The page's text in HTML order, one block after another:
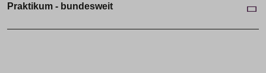
Praktikum - bundesweit